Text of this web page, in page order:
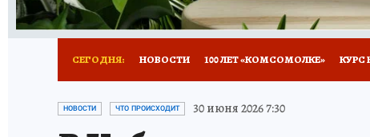
СЕГОДНЯ: НОВОСТИ 100 ЛЕТ «КОМСОМОЛКЕ» КУРС
87 ЛЕТ ХАБАРОВСКОМУ КРАЮ
НОВОСТИ ЧТО ПРОИСХОДИТ 30 июня 2026 7:30